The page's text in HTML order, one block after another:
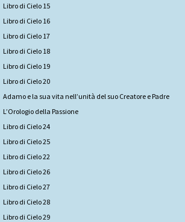
Libro di Cielo 15
Libro di Cielo 16
Libro di Cielo 17
Libro di Cielo 18
Libro di Cielo 19
Libro di Cielo 20
Adamo e la sua vita nell’unità del suo Creatore e Padre
L’Orologio della Passione
Libro di Cielo 24
Libro di Cielo 25
Libro di Cielo 22
Libro di Cielo 26
Libro di Cielo 27
Libro di Cielo 28
Libro di Cielo 29